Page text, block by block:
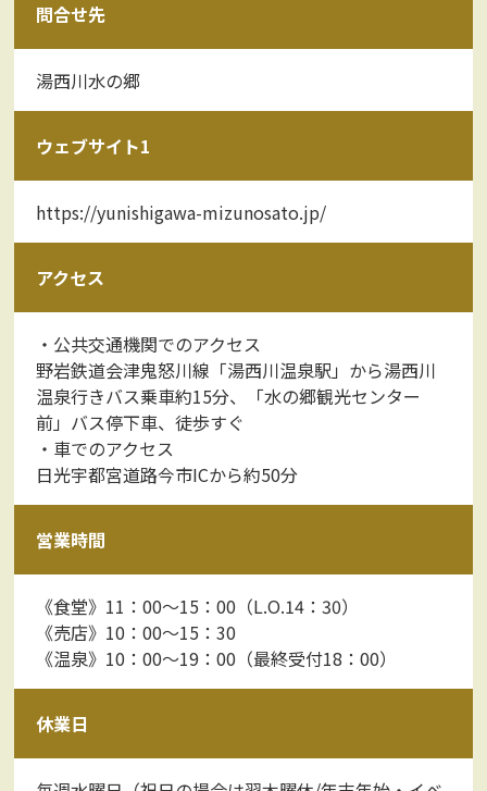
問合せ先
湯西川水の郷
ウェブサイト1
https://yunishigawa-mizunosato.jp/
アクセス
・公共交通機関でのアクセス
野岩鉄道会津鬼怒川線「湯西川温泉駅」から湯西川
温泉行きバス乗車約15分、「水の郷観光センター
前」バス停下車、徒歩すぐ
・車でのアクセス
日光宇都宮道路今市ICから約50分
営業時間
《食堂》11：00～15：00（L.O.14：30）
《売店》10：00～15：30
《温泉》10：00～19：00（最終受付18：00）
休業日